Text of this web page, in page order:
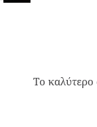
Το καλύτερο